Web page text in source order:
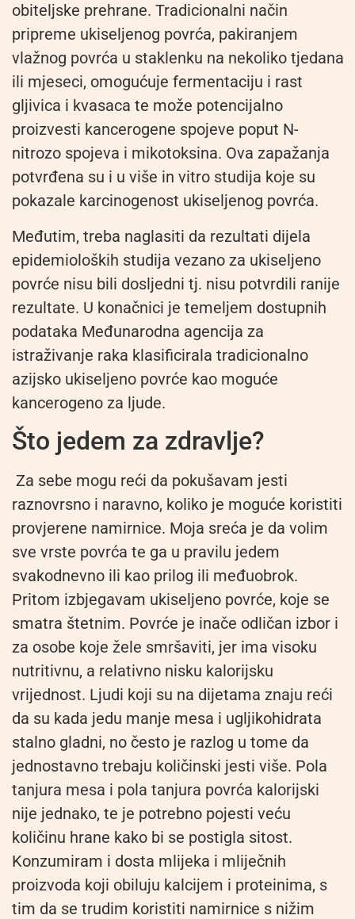
obiteljske prehrane. Tradicionalni način
pripreme ukiseljenog povrća, pakiranjem
vlažnog povrća u staklenku na nekoliko tjedana
ili mjeseci, omogućuje fermentaciju i rast
gljivica i kvasaca te može potencijalno
proizvesti kancerogene spojeve poput N-
nitrozo spojeva i mikotoksina. Ova zapažanja
potvrđena su i u više in vitro studija koje su
pokazale karcinogenost ukiseljenog povrća.
Međutim, treba naglasiti da rezultati dijela
epidemioloških studija vezano za ukiseljeno
povrće nisu bili dosljedni tj. nisu potvrdili ranije
rezultate. U konačnici je temeljem dostupnih
podataka Međunarodna agencija za
istraživanje raka klasificirala tradicionalno
azijsko ukiseljeno povrće kao moguće
kancerogeno za ljude.
Što jedem za zdravlje?
Za sebe mogu reći da pokušavam jesti
raznovrsno i naravno, koliko je moguće koristiti
provjerene namirnice. Moja sreća je da volim
sve vrste povrća te ga u pravilu jedem
svakodnevno ili kao prilog ili međuobrok.
Pritom izbjegavam ukiseljeno povrće, koje se
smatra štetnim. Povrće je inače odličan izbor i
za osobe koje žele smršaviti, jer ima visoku
nutritivnu, a relativno nisku kalorijsku
vrijednost. Ljudi koji su na dijetama znaju reći
da su kada jedu manje mesa i ugljikohidrata
stalno gladni, no često je razlog u tome da
jednostavno trebaju količinski jesti više. Pola
tanjura mesa i pola tanjura povrća kalorijski
nije jednako, te je potrebno pojesti veću
količinu hrane kako bi se postigla sitost.
Konzumiram i dosta mlijeka i mliječnih
proizvoda koji obiluju kalcijem i proteinima, s
tim da se trudim koristiti namirnice s nižim